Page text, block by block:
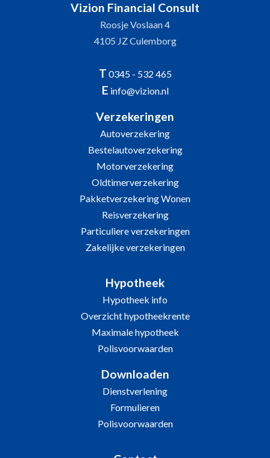
Vizion Financial Consult
Roosje Voslaan 4
4105 JZ Culemborg
T 0345 - 532 465
E info@vizion.nl
Verzekeringen
Autoverzekering
Bestelautoverzekering
Motorverzekering
Oldtimerverzekering
Pakketverzekering Wonen
Reisverzekering
Particuliere verzekeringen
Zakelijke verzekeringen
Hypotheek
Hypotheek info
Overzicht hypotheekrente
Maximale hypotheek
Polisvoorwaarden
Downloaden
Dienstverlening
Formulieren
Polisvoorwaarden